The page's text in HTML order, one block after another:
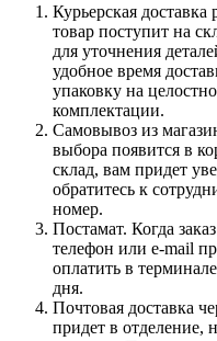
Курьерская доставка
товар поступит на
для уточнения
удобное время
упаковку на
комплектации.
Самовывоз из
выбора появится в
склад, вам придет
обратитесь к
номер.
Постамат. Когда
телефон или e-mail
оплатить в
дня.
Почтовая доставка
придет в отделение,